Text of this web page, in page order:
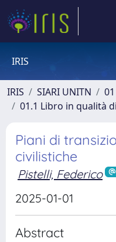
IRIS
IRIS SIARI UNITN
01.1 Libro in qualità
Piani di
civilistiche
Pistelli, Federico
2025-01-01
Abstract